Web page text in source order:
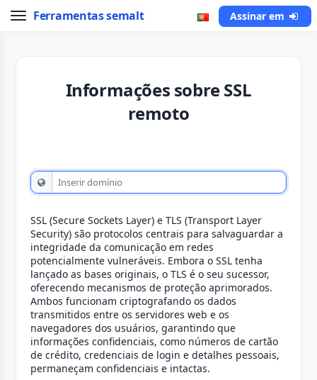
Ferramentas semalt Assinar em
Informações sobre SSL
remoto
SSL (Secure Sockets Layer) e TLS (Transport Layer
Security) são protocolos centrais para salvaguardar a
integridade da comunicação em redes
potencialmente vulneráveis. Embora o SSL tenha
lançado as bases originais, o TLS é o seu sucessor,
oferecendo mecanismos de proteção aprimorados.
Ambos funcionam criptografando os dados
transmitidos entre os servidores web e os
navegadores dos usuários, garantindo que
informações confidenciais, como números de cartão
de crédito, credenciais de login e detalhes pessoais,
permaneçam confidenciais e intactas.